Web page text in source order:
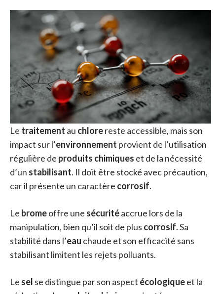
Le traitement au chlorereste accessible, mais son
impact sur l’environnement provient de l’utilisation
régulière de produits chimiques et de la nécessité
d’un stabilisant. Il doit être stocké avec précaution,
car il présente un caractère corrosif.
Le bromeoffre une sécuritéaccrue lors de la
manipulation, bien qu’il soit de plus corrosif. Sa
stabilité dans l’eau chaude et son efficacité sans
stabilisant limitent les rejets polluants.
Le sel se distingue par son aspect écologiqueet la